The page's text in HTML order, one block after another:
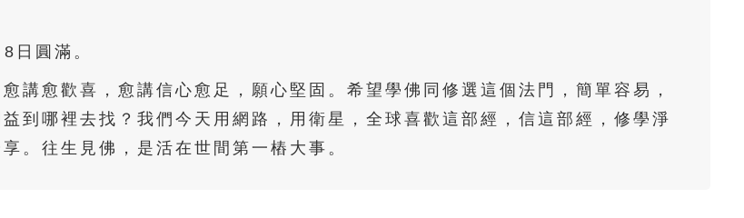
日圓滿。
講愈歡喜，愈講信心愈足，願心堅固。希望學佛同修選這個法門，簡單容易，
到哪裡去找？我們今天用網路，用衛星，全球喜歡這部經，信這部經，修學淨
。往生見佛，是活在世間第一樁大事。